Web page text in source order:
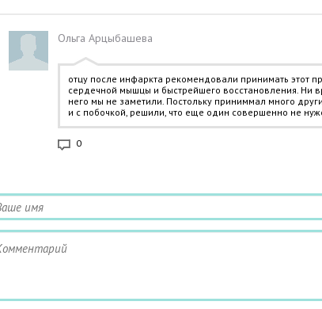
Ольга Арцыбашева
отцу после инфаркта рекомендовали принимать этот
сердечной мышцы и быстрейшего восстановления. Ни
него мы не заметили. Постольку приниммал много
и с побочкой, решили, что еще один совершенно не
0